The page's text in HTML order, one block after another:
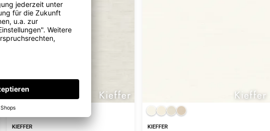
KIEFFER
KIEFFER